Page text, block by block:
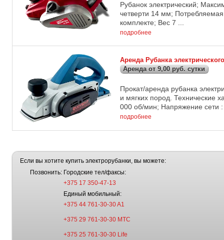
Рубанок электрический;
четверти 14 мм;
комплекте; Вес 7 ...
подробнее
Аренда Рубанка
Аренда от 9,00 руб. сутки
Прокат/аренда рубанка
и мягких пород. Технические
000 об/мин; Напряжение сети
подробнее
Если вы хотите купить электрорубанки, вы можете:
Позвонить: Городские тел/факсы:
+375 17 350-47-13
Единый мобильный:
+375 44 761-30-30 A1
+375 29 761-30-30 МТС
+375 25 761-30-30 Life